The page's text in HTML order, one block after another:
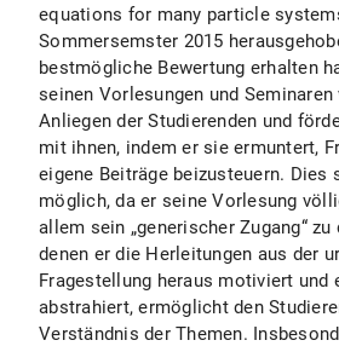
equations for many particle
Sommersemster 2015
bestmögliche Bewertung erhalten
seinen Vorlesungen und
Anliegen der Studierenden und
mit ihnen, indem er sie ermuntert,
eigene Beiträge beizusteuern. Dies
möglich, da er seine Vorlesung
allem sein „generischer Zugang“ zu
denen er die Herleitungen aus der
Fragestellung heraus motiviert und
abstrahiert, ermöglicht den
Verständnis der Themen.